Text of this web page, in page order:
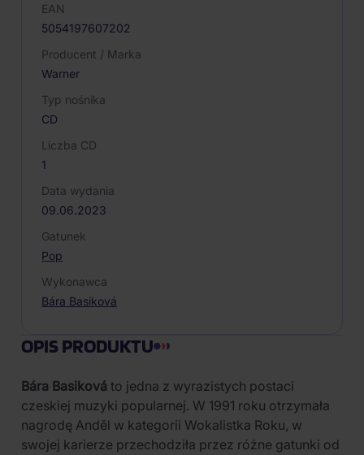
EAN
5054197607202
Producent / Marka
Warner
Typ nośnika
CD
Liczba CD
1
Data wydania
09.06.2023
Gatunek
Pop
Wykonawca
Bára Basiková
OPIS PRODUKTU
Bára Basiková to jedna z wyrazistych postaci
czeskiej muzyki popularnej. W 1991 roku otrzymała
nagrodę Anděl w kategorii Wokalistka Roku, w
swojej karierze przechodziła przez różne gatunki od